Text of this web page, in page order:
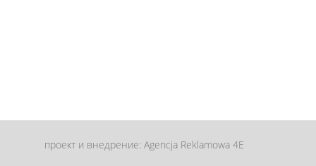
проект и внедрение: Agencja Reklamowa 4E